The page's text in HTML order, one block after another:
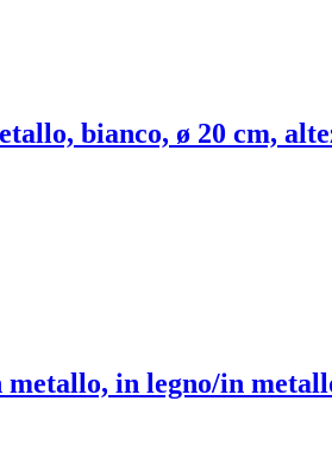
bianco, ø 20 cm,
in legno/in